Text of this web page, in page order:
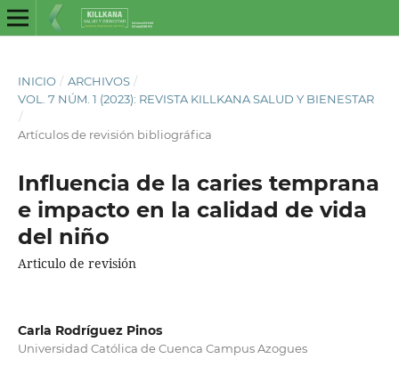
INICIO / ARCHIVOS /
VOL. 7 NÚM. 1 (2023): REVISTA KILLKANA SALUD Y BIENESTAR
/
Artículos de revisión bibliográfica
Influencia de la caries temprana
e impacto en la calidad de vida
del niño
Articulo de revisión
Carla Rodríguez Pinos
Universidad Católica de Cuenca Campus Azogues